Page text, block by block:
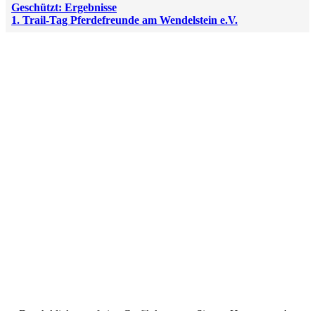
Geschützt: Ergebnisse
1. Trail-Tag Pferdefreunde am Wendelstein e.V.